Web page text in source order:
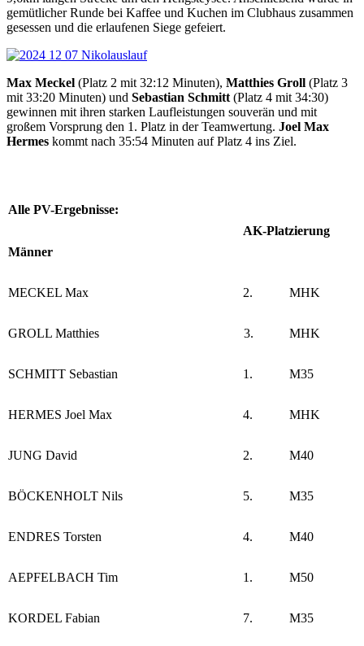
gemütlicher Runde bei Kaffee und Kuchen im Clubhaus zusammen
gesessen und die erlaufenen Siege gefeiert.
Max Meckel (Platz 2 mit 32:12 Minuten), Matthies Groll (Platz 3
mit 33:20 Minuten) und Sebastian Schmitt (Platz 4 mit 34:30)
gewinnen mit ihren starken Laufleistungen souverän und mit
großem Vorsprung den 1. Platz in der Teamwertung. Joel Max
Hermes kommt nach 35:54 Minuten auf Platz 4 ins Ziel.
Alle PV-Ergebnisse:
Männer
AK-Platzierung
MECKEL Max 2. MHK
GROLL Matthies 3. MHK
SCHMITT Sebastian 1. M35
HERMES Joel Max 4. MHK
JUNG David 2. M40
BÖCKENHOLT Nils 5. M35
ENDRES Torsten 4. M40
AEPFELBACH Tim 1. M50
KORDEL Fabian 7. M35